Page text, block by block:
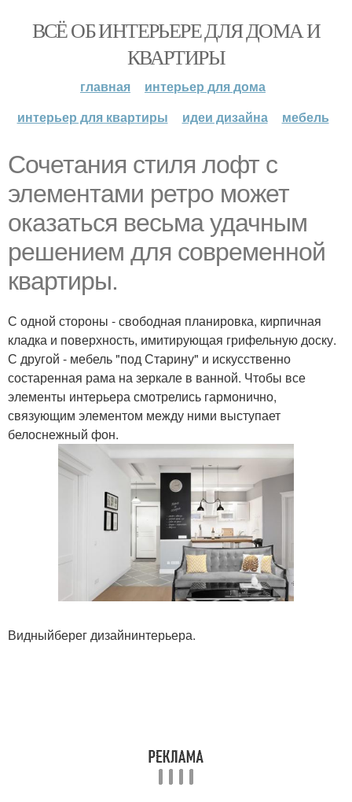
ВСЁ ОБ ИНТЕРЬЕРЕ ДЛЯ ДОМА И
КВАРТИРЫ
главная
интерьер для дома
интерьер для квартиры
идеи дизайна мебель
Сочетания стиля лофт с
элементами ретро может
оказаться весьма удачным
решением для современной
квартиры.
С одной стороны - свободная планировка, кирпичная
кладка и поверхность, имитирующая грифельную доску.
С другой - мебель "под Старину" и искусственно
состаренная рама на зеркале в ванной. Чтобы все
элементы интерьера смотрелись гармонично,
связующим элементом между ними выступает
белоснежный фон.
Видныйберег дизайнинтерьера.